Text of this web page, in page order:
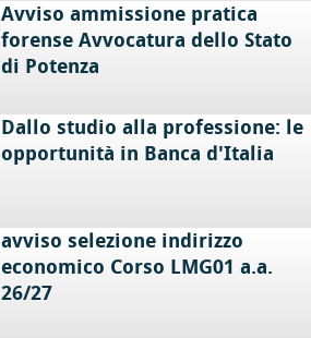
Avviso ammissione pratica
forense Avvocatura dello Stato
di Potenza
Dallo studio alla professione: le
opportunità in Banca d'Italia
avviso selezione indirizzo
economico Corso LMG01 a.a.
26/27